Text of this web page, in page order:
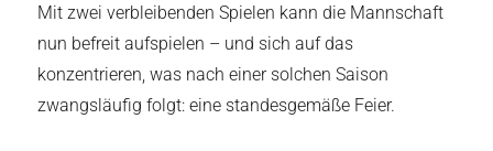
Mit zwei verbleibenden Spielen kann die Mannschaft
nun befreit aufspielen – und sich auf das
konzentrieren, was nach einer solchen Saison
zwangsläufig folgt: eine standesgemäße Feier.